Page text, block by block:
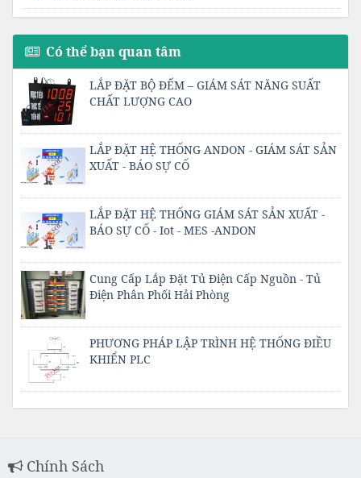
Có thể bạn quan tâm
LẮP ĐẶT BỘ ĐẾM – GIÁM SÁT NĂNG SUẤT
CHẤT LƯỢNG CAO
LẮP ĐẶT HỆ THỐNG ANDON - GIÁM SÁT SẢN
XUẤT - BÁO SỰ CỐ
LẮP ĐẶT HỆ THỐNG GIÁM SÁT SẢN XUẤT -
BÁO SỰ CỐ - Iot - MES -ANDON
Cung Cấp Lắp Đặt Tủ Điện Cấp Nguồn - Tủ
Điện Phân Phối Hải Phòng
PHƯƠNG PHÁP LẬP TRÌNH HỆ THỐNG ĐIỀU
KHIỂN PLC
Chính Sách